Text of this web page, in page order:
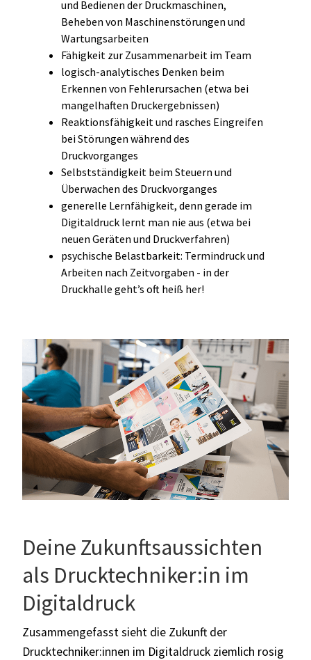
und Bedienen der Druckmaschinen,
Beheben von Maschinenstörungen und
Wartungsarbeiten
Fähigkeit zur Zusammenarbeit im Team
logisch-analytisches Denken beim
Erkennen von Fehlerursachen (etwa bei
mangelhaften Druckergebnissen)
Reaktionsfähigkeit und rasches Eingreifen
bei Störungen während des
Druckvorganges
Selbstständigkeit beim Steuern und
Überwachen des Druckvorganges
generelle Lernfähigkeit, denn gerade im
Digitaldruck lernt man nie aus (etwa bei
neuen Geräten und Druckverfahren)
psychische Belastbarkeit: Termindruck und
Arbeiten nach Zeitvorgaben - in der
Druckhalle geht’s oft heiß her!
Deine Zukunftsaussichten
als Drucktechniker:in im
Digitaldruck
Zusammengefasst sieht die Zukunft der
Drucktechniker:innen im Digitaldruck ziemlich rosig